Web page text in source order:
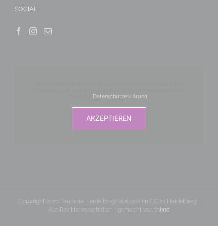
SOCIAL
Datenschutzerklärung
AKZEPTIEREN
Copyright 2026 Teutonia Heidelberg/Rostock im CC zu Heidelberg |
Alle Rechte vorbehalten | gemacht von thimc